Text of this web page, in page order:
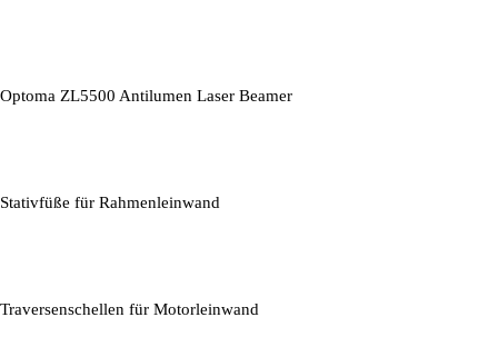
Optoma ZL5500 Antilumen Laser Beamer
Stativfüße für Rahmenleinwand
Traversenschellen für Motorleinwand